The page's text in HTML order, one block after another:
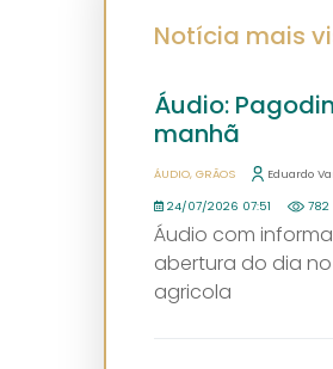
Notícia mais
Áudio:
manhã
ÁUDIO GRÃOS Eduardo
24/07/2026 07:51 782
Áudio com
abertura do dia
agricola